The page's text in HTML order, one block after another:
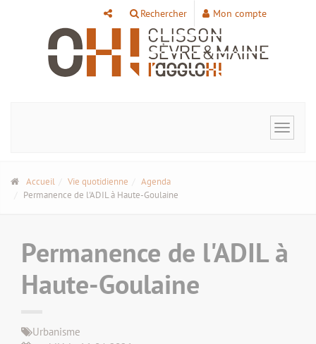
Rechercher Mon compte
Toggle
Accueil Vie quotidienne
Agenda
Permanence de l'ADIL à Haute-Goulaine
Permanence de l'ADIL à
Haute-Goulaine
Urbanisme
Panneau de gestion des cookies